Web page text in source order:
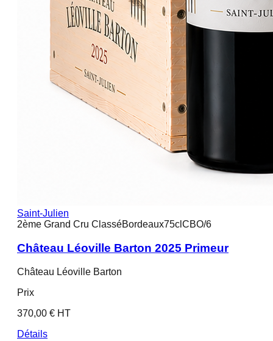
Saint-Julien
2ème Grand Cru ClasséBordeaux75cl CBO/6
Château Léoville Barton 2025 Primeur
Château Léoville Barton
Prix
370,00 € HT
Détails